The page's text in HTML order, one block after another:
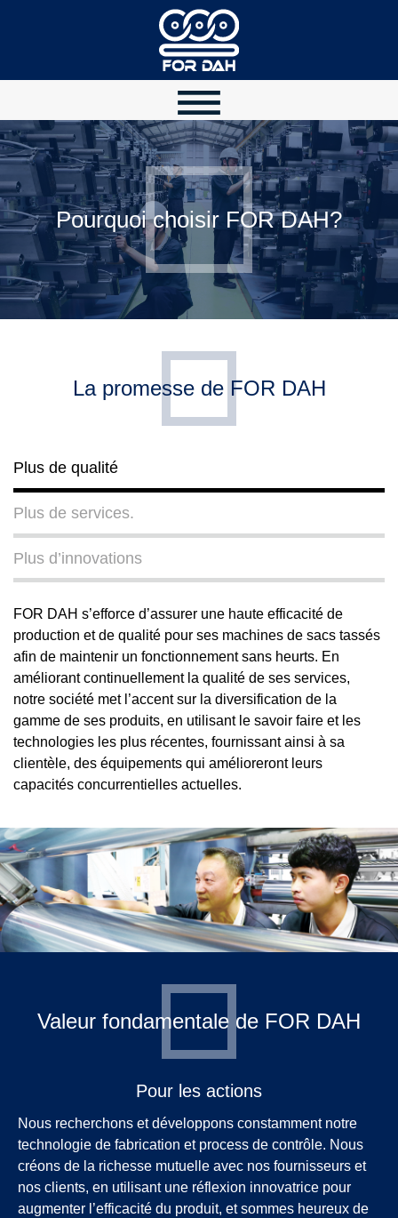
Pourquoi choisir FOR DAH?
La promesse de FOR DAH
Plus de qualité
Plus de services.
Plus d’innovations
FOR DAH s’efforce d’assurer une haute efficacité de
production et de qualité pour ses machines de sacs tassés
afin de maintenir un fonctionnement sans heurts. En
améliorant continuellement la qualité de ses services,
notre société met l’accent sur la diversification de la
gamme de ses produits, en utilisant le savoir faire et les
technologies les plus récentes, fournissant ainsi à sa
clientèle, des équipements qui amélioreront leurs
capacités concurrentielles actuelles.
Valeur fondamentale de FOR DAH
Pour les actions
Nous recherchons et développons constamment notre
technologie de fabrication et process de contrôle. Nous
créons de la richesse mutuelle avec nos fournisseurs et
nos clients, en utilisant une réflexion innovatrice pour
augmenter l’efficacité du produit, et sommes heureux de